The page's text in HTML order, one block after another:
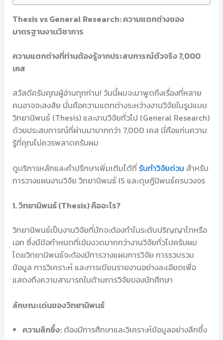
Thesis vs General Research: ความแตกต่างของ
มาตรฐานงานวิชาการ
ความแตกต่างที่ท่านต้องรู้จากประสบการณ์ตัวจริง 7,000
เคส
สวัสดีครับคุณผู้อ่านทุกท่าน! วันนี้ผมจะมาพูดถึงเรื่องที่หลาย
คนอาจจะสงสัย นั่นคือความแตกต่างระหว่างงานวิจัยในรูปแบบ
วิทยานิพนธ์ (Thesis) และงานวิจัยทั่วไป (General Research)
ด้วยประสบการณ์ที่ผ่านมามากกว่า 7,000 เคส นี่คือแก่นความ
รู้ที่คุณไม่ควรพลาดครับผม
ดูบริการหลักและคำปรึกษาเพิ่มเติมได้ที่ รับทำวิจัยด่วน สำหรับ
การวางแผนงานวิจัย วิทยานิพนธ์ IS และดุษฎีนิพนธ์ครบวงจร
1. วิทยานิพนธ์ (Thesis) คืออะไร?
วิทยานิพนธ์เป็นงานวิจัยที่มักจะต้องทำในระดับปริญญาโทหรือ
เอก ซึ่งมีข้อกำหนดที่เข้มงวดมากกว่างานวิจัยทั่วไปครับผม
โดยวิทยานิพนธ์จะต้องมีการวางแผนการวิจัย การรวบรวม
ข้อมูล การวิเคราะห์ และการเขียนรายงานอย่างละเอียดเพื่อ
แสดงถึงความสามารถในด้านการวิจัยของนักศึกษา
ลักษณะเด่นของวิทยานิพนธ์
ความลึกซึ้ง:ต้องมีการศึกษาและวิเคราะห์ข้อมูลอย่างลึกซึ้ง